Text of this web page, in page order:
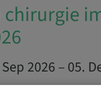
chirurgie
2026 – 05.